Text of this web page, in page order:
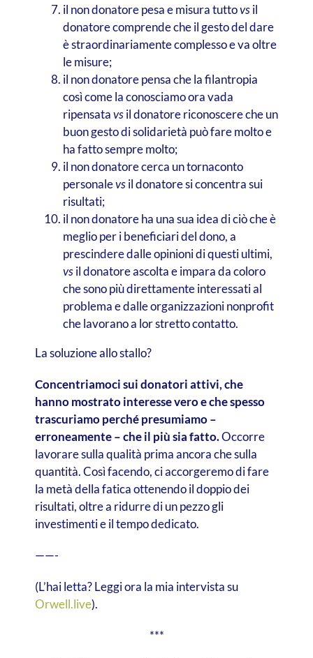
il non donatore pesa e misura tuttovsil
donatore comprende che il gesto del dare
è straordinariamente complesso e va oltre
le misure;
il non donatore pensa che la filantropia
così come la conosciamo ora vada
ripensatavsil donatore riconoscere che un
buon gesto di solidarietà può fare molto e
ha fatto sempre molto;
il non donatore cerca un tornaconto
personalevsil donatore si concentra sui
risultati;
il non donatore ha una sua idea di ciò che è
meglio per i beneficiari del dono, a
prescindere dalle opinioni di questi ultimi,
vsil donatore ascolta e impara da coloro
che sono più direttamente interessati al
problema e dalle organizzazioni nonprofit
che lavorano a lor stretto contatto.
La soluzione allo stallo?
Concentriamoci sui donatori attivi, che
hanno mostrato interesse vero e che spesso
trascuriamo perché presumiamo –
erroneamente – che il più sia fatto.Occorre
lavorare sulla qualità prima ancora che sulla
quantità. Così facendo, ci accorgeremo di fare
la metà della fatica ottenendo il doppio dei
risultati, oltre a ridurre di un pezzo gli
investimenti e il tempo dedicato.
——-
(L’hai letta? Leggi ora la mia intervista su
Orwell.live).
***